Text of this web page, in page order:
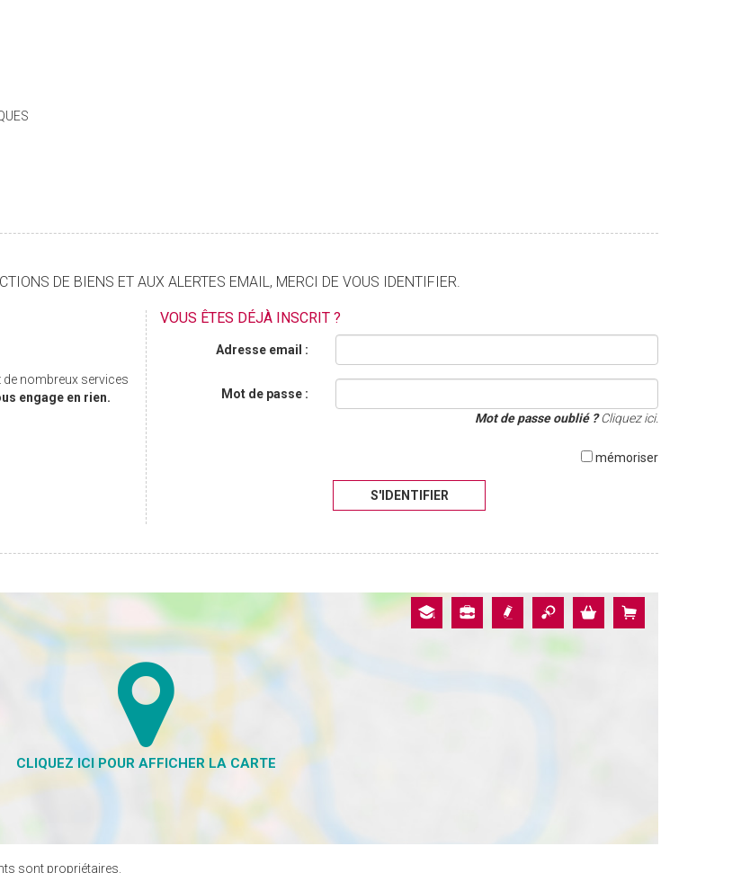
DE BIENS ET AUX ALERTES EMAIL, MERCI DE VOUS IDENTIFIER.
nombreux services
engage en rien.
VOUS ÊTES DÉJÀ INSCRIT ?
Adresse email :
Mot de passe :
Mot de passe oublié ?Cliquez ici.
mémoriser
S'IDENTIFIER
sont propriétaires.